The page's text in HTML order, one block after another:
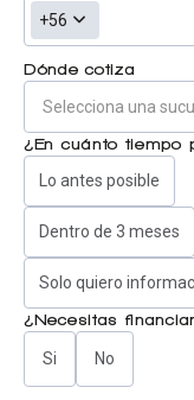
+56
Dónde cotiza
¿En cuánto tiempo
Lo antes posible
Dentro de 3 meses
Solo quiero
¿Necesitas
Si No